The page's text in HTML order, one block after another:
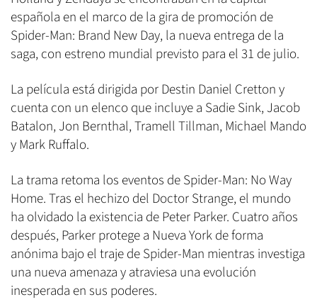
española en el marco de la gira de promoción de
Spider-Man: Brand New Day, la nueva entrega de la
saga, con estreno mundial previsto para el 31 de julio.
La película está dirigida por Destin Daniel Cretton y
cuenta con un elenco que incluye a Sadie Sink, Jacob
Batalon, Jon Bernthal, Tramell Tillman, Michael Mando
y Mark Ruffalo.
La trama retoma los eventos de Spider-Man: No Way
Home. Tras el hechizo del Doctor Strange, el mundo
ha olvidado la existencia de Peter Parker. Cuatro años
después, Parker protege a Nueva York de forma
anónima bajo el traje de Spider-Man mientras investiga
una nueva amenaza y atraviesa una evolución
inesperada en sus poderes.